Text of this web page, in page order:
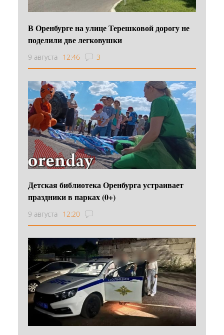
В Оренбурге на улице Терешковой дорогу не
поделили две легковушки
9 августа 12:46 3
Детская библиотека Оренбурга устраивает
праздники в парках (0+)
9 августа 12:20